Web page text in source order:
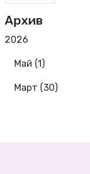
Архив
2026
Май (1)
Март (30)